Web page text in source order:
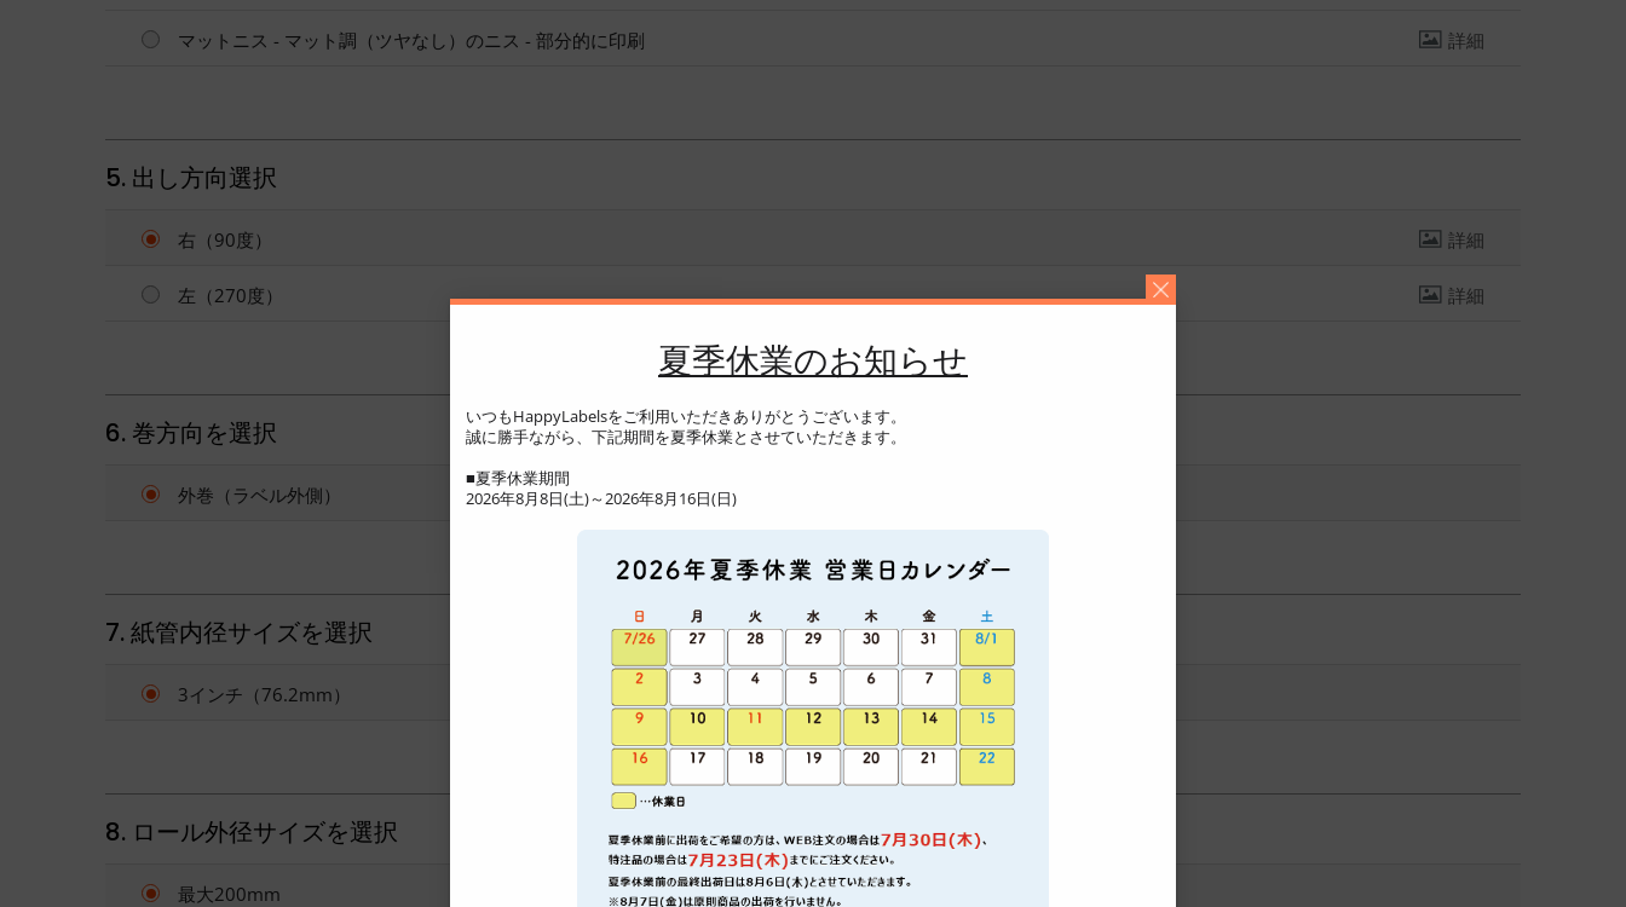
マットニス - マット調（ツヤなし）のニス - 部分的に印刷 詳細
5. 出し方向選択
右（90度） 詳細
左（270度） 詳細
6. 巻方向を選択
外巻（ラベル外側）
7. 紙管内径サイズを選択
3インチ（76.2mm）
8. ロール外径サイズを選択
最大200mm
夏季休業のお知らせ
いつもHappyLabelsをご利用いただきありがとうございます。
誠に勝手ながら、下記期間を夏季休業とさせていただきます。
■夏季休業期間
2026年8月8日(土)～2026年8月16日(日)